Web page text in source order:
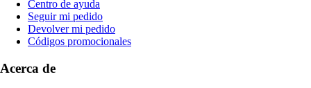
Centro de ayuda
Seguir mi pedido
Devolver mi pedido
Códigos promocionales
Acerca de